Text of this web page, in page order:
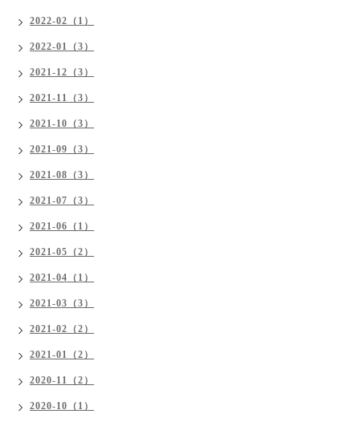
2022-02（1）
2022-01（3）
2021-12（3）
2021-11（3）
2021-10（3）
2021-09（3）
2021-08（3）
2021-07（3）
2021-06（1）
2021-05（2）
2021-04（1）
2021-03（3）
2021-02（2）
2021-01（2）
2020-11（2）
2020-10（1）